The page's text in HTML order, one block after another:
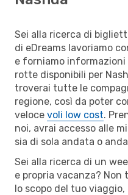
Sei alla ricerca di
di eDreams lavoriamo
e forniamo
rotte disponibili per
troverai tutte le
regione, così da poter
veloce voli low cost.
noi, avrai accesso alle
sia di sola andata o
Sei alla ricerca di un
e propria vacanza? Non
lo scopo del tuo